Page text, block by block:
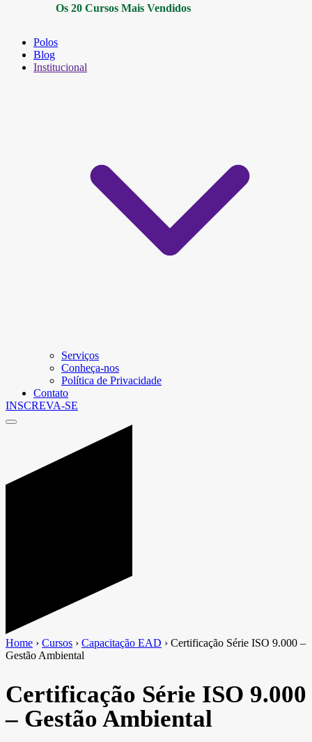
Os 20 Cursos Mais Vendidos
Polos
Blog
Institucional
Serviços
Conheça-nos
Política de Privacidade
Contato
INSCREVA-SE
Home › Cursos › Capacitação EAD › Certificação Série ISO 9.000 –
Gestão Ambiental
Certificação Série ISO 9.000
– Gestão Ambiental